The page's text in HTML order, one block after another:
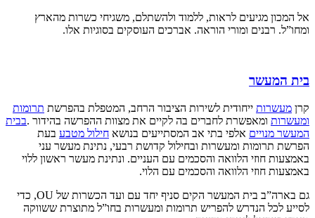
אל המכון מגיעים לראות, ללמוד ולהשתלם, משגיחי כשרות מהארץ
ומחו”ל. רבנים ומורי הוראה. אברכים העוסקים בסוגיות אלו.
בית המעשר
קרן מעשרות ייחודית לשירות הציבור הרחב, המטפלת בהפרשת תרומות
ומעשרות ומאפשרת לחברים בה לקיים את מצוות ההפרשה בהידור .בבית
המעשר מנויים אלפי בתי אב המסתייעים בנושא חילול מטבע בעת
הפרשת תרומות ומעשרות ובחילול קדושת רבעי, נתינת מעשר עני
באמצעות חוזי הלוואה והסכמים עם העניים. ונתינת מעשר ראשון ללוי
באמצעות חוזי הלוואה והסכמים עם הלוי.
גם בארה”ב בית המעשר הקים סניף יחד עם ועד הכשרות של OU, כדי
לסייע לכל הנדרש להפריש תרומות ומעשרות בחו”ל מתוצרת ששווקה